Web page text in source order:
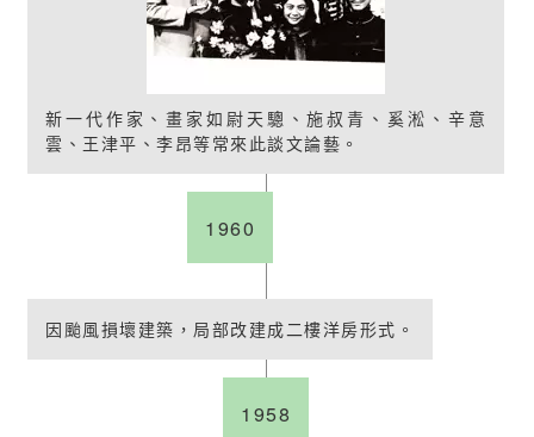
新一代作家、畫家如尉天驄、施叔青、奚淞、辛意
雲、王津平、李昂等常來此談文論藝。
1960
因颱風損壞建築，局部改建成二樓洋房形式。
1958